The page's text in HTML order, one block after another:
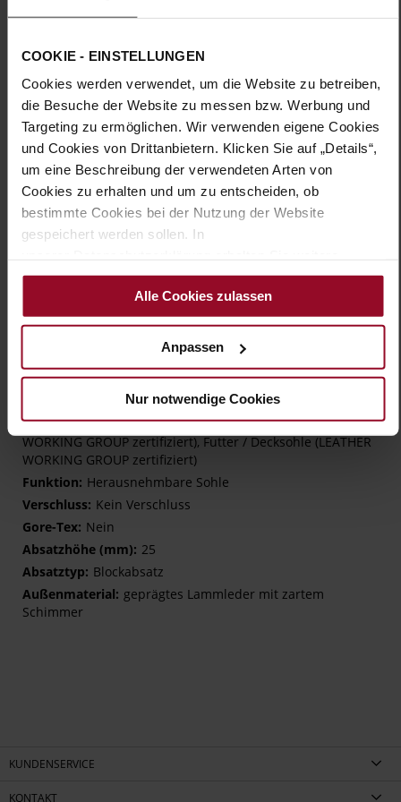
COOKIE - EINSTELLUNGEN
Cookies werden verwendet, um die Website zu betreiben,
die Besuche der Website zu messen bzw. Werbung und
Targeting zu ermöglichen. Wir verwenden eigene Cookies
und Cookies von Drittanbietern. Klicken Sie auf „Details“,
um eine Beschreibung der verwendeten Arten von
Cookies zu erhalten und um zu entscheiden, ob
bestimmte Cookies bei der Nutzung der Website
gespeichert werden sollen. In
Informationen.
Alle Cookies zulassen
Anpassen
Nur notwendige Cookies
mit diesen HASSIA Pumps in Weite H. Der 2,5 Zentimeter
hohe, runde Blockabsatz verleiht Ihnen eine feminine
Silhouette und einen selbstbewussten Auftritt. Das
Obermaterial aus trendigem, irisierendem „Ombre“ sorgt bei
diesen Pumps für einen Hauch von Extravaganz und macht
sie zu einem außergewöhnlichen Blickfang. Bei HASSIA
verwenden wir nur hochwertige Premiummaterialien, so ist
auch das herausnehmbare Fußbett mit Lammleder bezogen.
Das weich gepolsterte Innenfutter am Vorderfuß sorgt für
eine angenehme Passform. Genießen Sie den Komfort dieser
stilvollen Pumps, die Sie bei jedem Schritt begleiten – ob ins
Details
Informationen
TPU/TR/EVA-Sohle
Lederfutter
H – wide (comfort fit)
Made in Europe, Obermaterial (LEATHER
WORKING GROUP zertifiziert), Futter / Decksohle (LEATHER
WORKING GROUP zertifiziert)
Herausnehmbare Sohle
Kein Verschluss
Nein
25
Blockabsatz
geprägtes Lammleder mit zartem
Schimmer
KUNDENSERVICE
KONTAKT